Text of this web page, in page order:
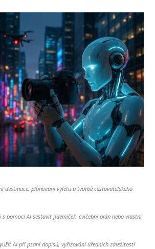
destinace, plánování výletu a tvorbě cestovatelského
s pomocí AI sestavit jídelníček, cvičební plán nebo vlastní
AI při psaní dopisů, vyřizování úředních záležitostí